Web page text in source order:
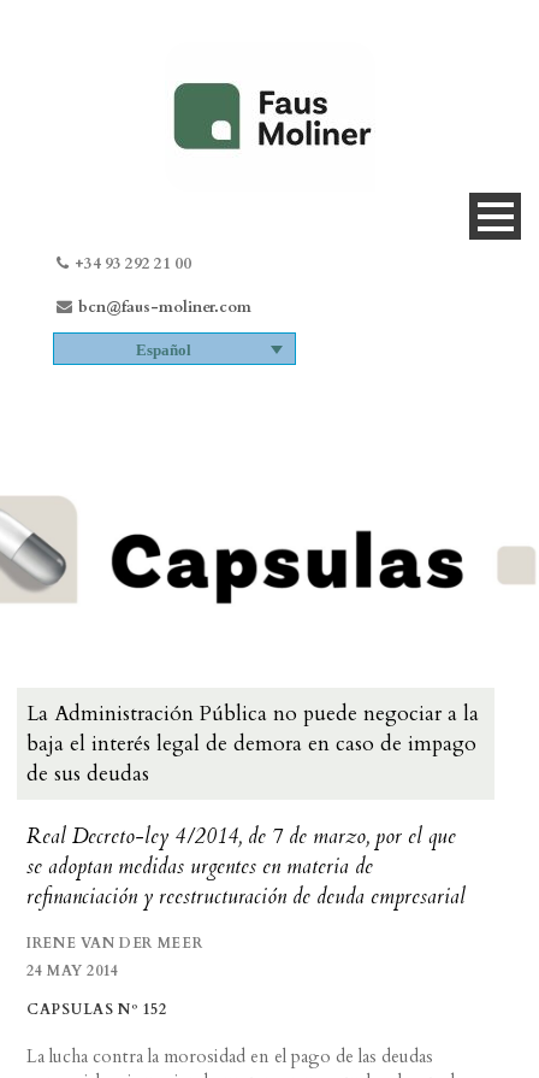
+34 93 292 21 00
bcn@faus-moliner.com
Español
La Administración Pública no puede negociar a la
baja el interés legal de demora en caso de impago
de sus deudas
Real Decreto-ley 4/2014, de 7 de marzo, por el que
se adoptan medidas urgentes en materia de
refinanciación y reestructuración de deuda empresarial
IRENE VAN DER MEER
24 MAY 2014
CAPSULAS Nº 152
La lucha contra la morosidad en el pago de las deudas